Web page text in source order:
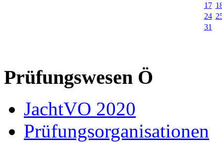
17
24
31
Prüfungswesen Ö
JachtVO 2020
Prüfungsorganisationen